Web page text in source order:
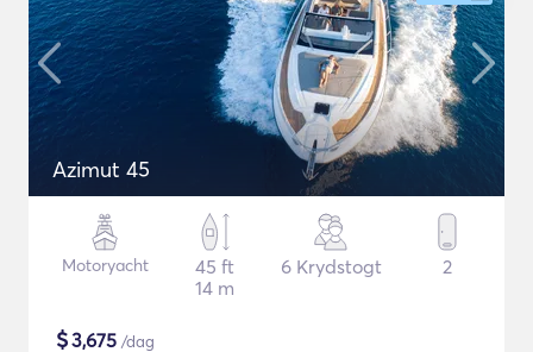
Azimut 45
Motoryacht
45 ft
14 m
6 Krydstogt 2
$3,675 /dag